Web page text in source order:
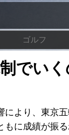
ゴルフ
でい
より、東京
に成績が振